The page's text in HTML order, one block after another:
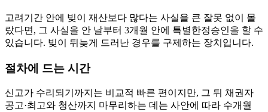
고려기간 안에 빚이 재산보다 많다는 사실을 큰 잘못 없이 몰
랐다면, 그 사실을 안 날부터 3개월 안에 특별한정승인을 할 수
있습니다. 빚이 뒤늦게 드러난 경우를 구제하는 장치입니다.
절차에 드는 시간
신고가 수리되기까지는 비교적 빠른 편이지만, 그 뒤 채권자
공고·최고와 청산까지 마무리하는 데는 사안에 따라 수개월